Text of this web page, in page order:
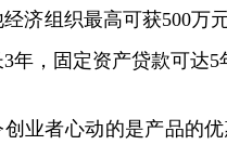
济组织最高可获500万
年，固定资产贷款可达5
创业者心动的是产品的